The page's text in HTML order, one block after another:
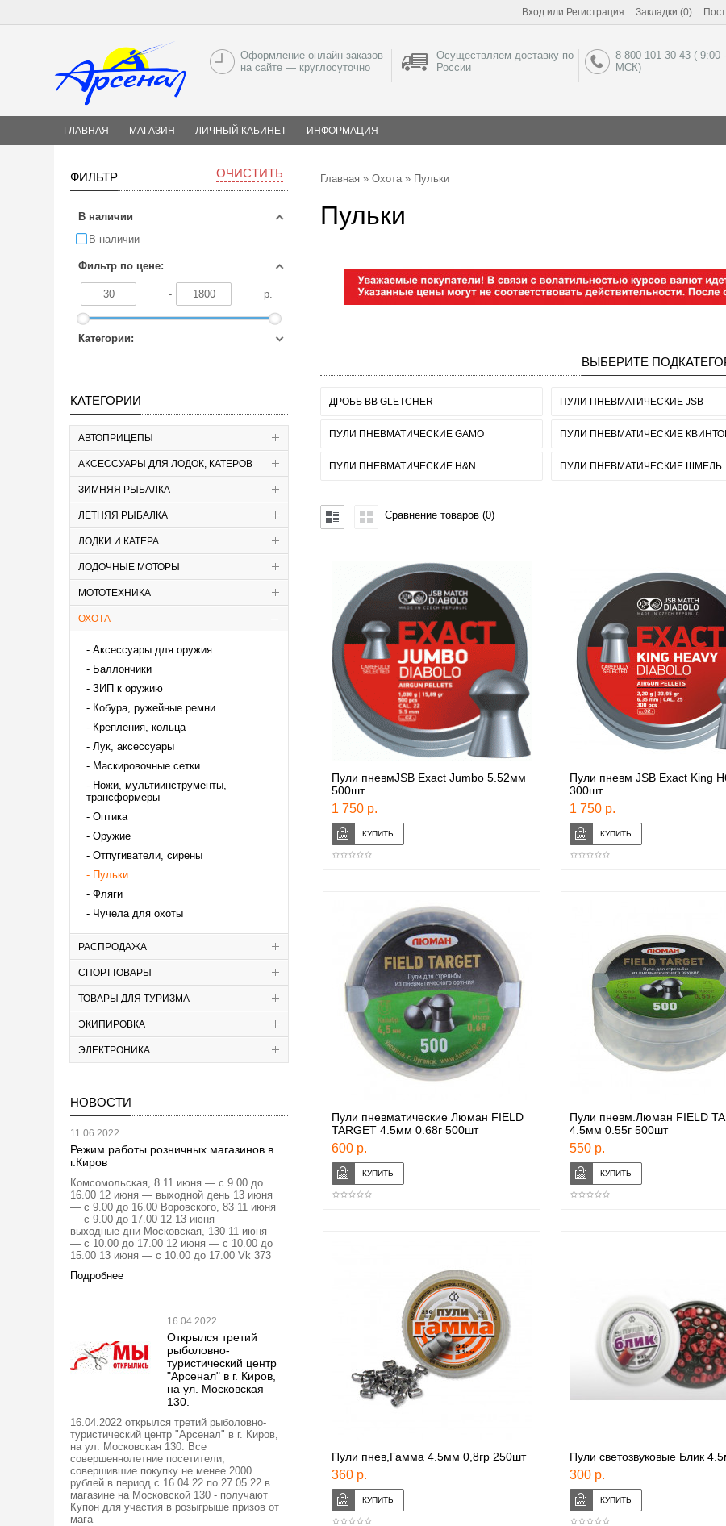
Вход или Регистрация Закладки (0)
Оформление онлайн-заказов
на сайте — круглосуточно
Осуществляем доставку по
России
8 800 101 30 43 ( 9:00
МСК)
ГЛАВНАЯ МАГАЗИН ЛИЧНЫЙ КАБИНЕТ ИНФОРМАЦИЯ
ФИЛЬТР ОЧИСТИТЬ
В наличии
В наличии
Фильтр по цене:
- р.
Категории:
КАТЕГОРИИ
АВТОПРИЦЕПЫ
АКСЕССУАРЫ ДЛЯ ЛОДОК, КАТЕРОВ
ЗИМНЯЯ РЫБАЛКА
ЛЕТНЯЯ РЫБАЛКА
ЛОДКИ И КАТЕРА
ЛОДОЧНЫЕ МОТОРЫ
МОТОТЕХНИКА
ОХОТА
Аксессуары для оружия
Баллончики
ЗИП к оружию
Кобура, ружейные ремни
Крепления, кольца
Лук, аксессуары
Маскировочные сетки
Ножи, мультиинструменты,
трансформеры
Оптика
Оружие
Отпугиватели, сирены
Пульки
Фляги
Чучела для охоты
РАСПРОДАЖА
СПОРТТОВАРЫ
ТОВАРЫ ДЛЯ ТУРИЗМА
ЭКИПИРОВКА
ЭЛЕКТРОНИКА
НОВОСТИ
11.06.2022
Режим работы розничных магазинов в
г.Киров
Комсомольская, 8 11 июня — с 9.00 до
16.00 12 июня — выходной день 13 июня
— с 9.00 до 16.00 Воровского, 83 11 июня
— с 9.00 до 17.00 12-13 июня —
выходные дни Московская, 130 11 июня
— с 10.00 до 17.00 12 июня — с 10.00 до
15.00 13 июня — с 10.00 до 17.00 Vk 373
Подробнее
16.04.2022
Открылся третий
рыболовно-
туристический центр
"Арсенал" в г. Киров,
на ул. Московская
130.
16.04.2022 открылся третий рыболовно-
туристический центр "Арсенал" в г. Киров,
на ул. Московская 130. Все
совершеннолетние посетители,
совершившие покупку не менее 2000
рублей в период с 16.04.22 по 27.05.22 в
магазине на Московской 130 - получают
Купон для участия в розыгрыше призов от
мага
Главная » Охота» Пульки
Пульки
ВЫБЕРИТЕ
ДРОБЬ ВВ GLETCHER
ПУЛИ ПНЕВМАТИЧЕСКИЕ GAMO
ПУЛИ ПНЕВМАТИЧЕСКИЕ H&N
ПУЛИ ПНЕВМАТИЧЕСКИЕ JSB
ПУЛИ ПНЕВМАТИЧЕСКИЕ
ПУЛИ ПНЕВМАТИЧЕСКИЕ ШМЕЛЬ
Сравнение товаров (0)
Пули пневмJSB Exact Jumbo 5.52мм
500шт
1 750 р.
Пули пневм JSB Exact King
300шт
1 750 р.
Пули пневматические Люман FIELD
TARGET 4.5мм 0.68г 500шт
600 р.
Пули пневм.Люман FIELD
4.5мм 0.55г 500шт
550 р.
Пули пнев,Гамма 4.5мм 0,8гр 250шт
360 р.
Пули светозвуковые Блик
300 р.